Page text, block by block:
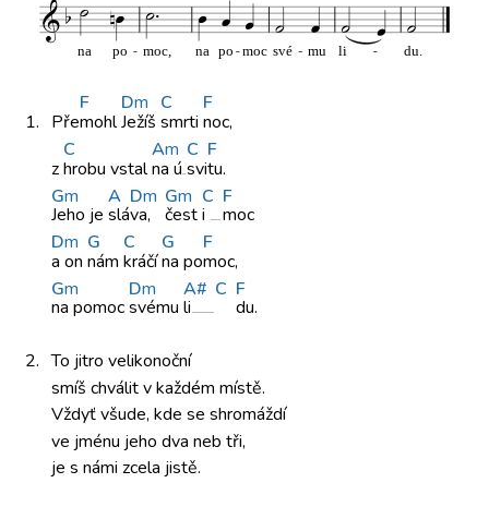
1. Pře
F
mohl
Dm
Ježíš
C
smrti
F
noc,
z
C
hrobu vstal
Am
na ú
C
svi
F
tu.
Gm
Jeho je
A
slá
Dm
va,
Gm
čest
C
i
F
moc
Dm
a on
G
nám
C
kráčí
G
na po
F
moc,
Gm
na pomoc
Dm
svému
A#
li
C F
du.
2. To jitro velikonoční
smíš chválitv každém místě.
Vždyť všude, kde se shromáždí
ve jménu jeho dva neb tři,
je s námi zcela jistě.